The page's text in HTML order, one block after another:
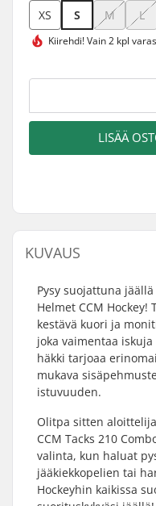
XS S M L
Kiirehdi!Vain 2 kpl
LISÄÄ
KUVAUS
Pysy suojattuna jäällä
Helmet CCM Hockey!
kestävä kuori ja
joka vaimentaa
häkki tarjoaa
mukava
istuvuuden.
Olitpa sitten
CCM Tacks 210
valinta, kun haluat
jääkiekkopelien tai
Hockeyhin kaikissa